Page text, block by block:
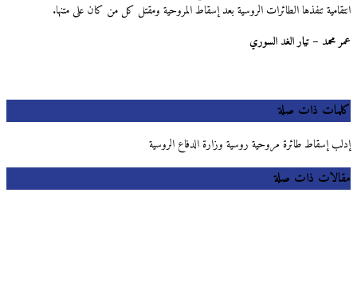
تنفذها الطائرات الروسية بعد إسقاط المروحية ومقتل كل من كان على متنها.
– تيار الغد السوري
ذات صلة
إسقاط طائرة مروحية روسية وزارة الدفاع الروسية
ذات صلة